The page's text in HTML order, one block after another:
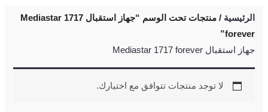
الرئيسية
/ منتجات تحت الوسم “جهاز استقبال Mediastar 1717
forever”
جهاز استقبال Mediastar 1717 forever
لا توجد منتجات تتوافق مع اختيارك.